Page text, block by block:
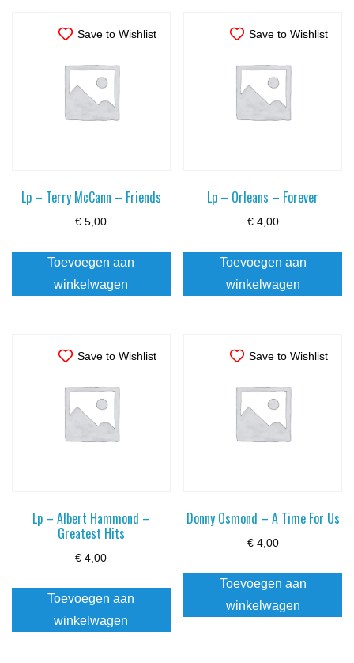
Save to Wishlist
Lp – Terry McCann – Friends
€ 5,00
Toevoegen aan
winkelwagen
Save to Wishlist
Lp – Orleans – Forever
€4,00
Toevoegen aan
winkelwagen
Save to Wishlist
Lp – Albert Hammond –
Greatest Hits
€ 4,00
Toevoegen aan
winkelwagen
Save to Wishlist
Donny Osmond – A Time For Us
€4,00
Toevoegen aan
winkelwagen